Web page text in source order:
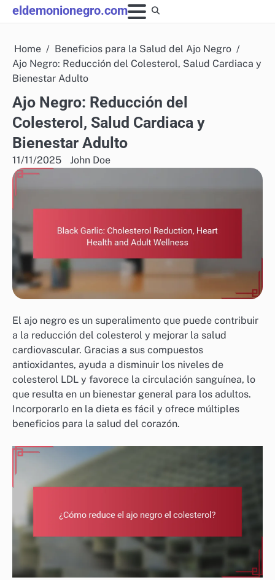
Skip
to
eldemonionegro.com
Home
Beneficios para la Salud del Ajo Negro
Ajo Negro: Reducción del Colesterol, Salud Cardiaca y
Bienestar Adulto
Ajo Negro: Reducción del
Colesterol, Salud Cardiaca y
Bienestar Adulto
11/11/2025 John Doe
El ajo negro es un superalimento que puede contribuir
a la reducción del colesterol y mejorar la salud
cardiovascular. Gracias a sus compuestos
antioxidantes, ayuda a disminuir los niveles de
colesterol LDL y favorece la circulación sanguínea, lo
que resulta en un bienestar general para los adultos.
Incorporarlo en la dieta es fácil y ofrece múltiples
beneficios para la salud del corazón.